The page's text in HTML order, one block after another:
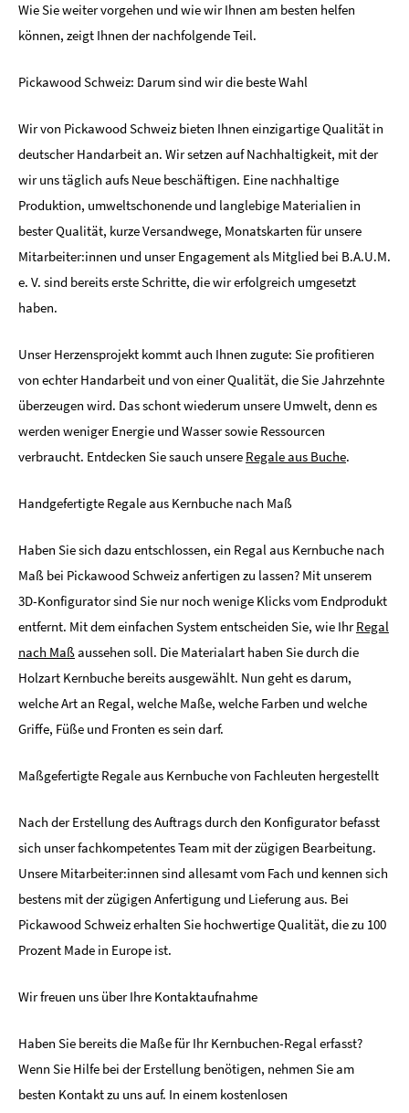
Wie Sie weiter vorgehen und wie wir Ihnen am besten helfen
können, zeigt Ihnen der nachfolgende Teil.
Pickawood Schweiz: Darum sind wir die beste Wahl
Wir von Pickawood Schweiz bieten Ihnen einzigartige Qualität in
deutscher Handarbeit an. Wir setzen auf Nachhaltigkeit, mit der
wir uns täglich aufs Neue beschäftigen. Eine nachhaltige
Produktion, umweltschonende und langlebige Materialien in
bester Qualität, kurze Versandwege, Monatskarten für unsere
Mitarbeiter:innen und unser Engagement als Mitglied bei B.A.U.M.
e. V. sind bereits erste Schritte, die wir erfolgreich umgesetzt
haben.
Unser Herzensprojekt kommt auch Ihnen zugute: Sie profitieren
von echter Handarbeit und von einer Qualität, die Sie Jahrzehnte
überzeugen wird. Das schont wiederum unsere Umwelt, denn es
werden weniger Energie und Wasser sowie Ressourcen
verbraucht. Entdecken Sie sauch unsere Regale aus Buche.
Handgefertigte Regale aus Kernbuche nach Maß
Haben Sie sich dazu entschlossen, ein Regal aus Kernbuche nach
Maß bei Pickawood Schweiz anfertigen zu lassen? Mit unserem
3D-Konfigurator sind Sie nur noch wenige Klicks vom Endprodukt
entfernt. Mit dem einfachen System entscheiden Sie, wie IhrRegal
nach Maßaussehen soll. Die Materialart haben Sie durch die
Holzart Kernbuche bereits ausgewählt. Nun geht es darum,
welche Art an Regal, welche Maße, welche Farben und welche
Griffe, Füße und Fronten es sein darf.
Maßgefertigte Regale aus Kernbuche von Fachleuten hergestellt
Nach der Erstellung des Auftrags durch den Konfigurator befasst
sich unser fachkompetentes Team mit der zügigen Bearbeitung.
Unsere Mitarbeiter:innen sind allesamt vom Fach und kennen sich
bestens mit der zügigen Anfertigung und Lieferung aus. Bei
Pickawood Schweiz erhalten Sie hochwertige Qualität, die zu 100
Prozent Made in Europe ist.
Wir freuen uns über Ihre Kontaktaufnahme
Haben Sie bereits die Maße für Ihr Kernbuchen-Regal erfasst?
Wenn Sie Hilfe bei der Erstellung benötigen, nehmen Sie am
besten Kontakt zu uns auf. In einem kostenlosen